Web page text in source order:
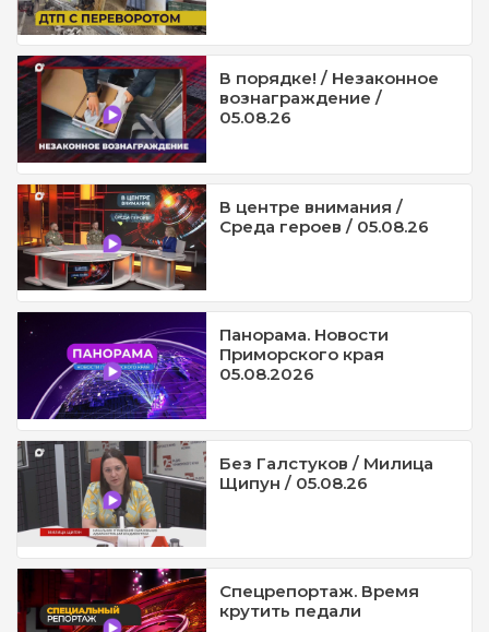
В порядке! / Незаконное
вознаграждение /
05.08.26
В центре внимания /
Среда героев / 05.08.26
Панорама. Новости
Приморского края
05.08.2026
Без Галстуков / Милица
Щипун / 05.08.26
Спецрепортаж. Время
крутить педали